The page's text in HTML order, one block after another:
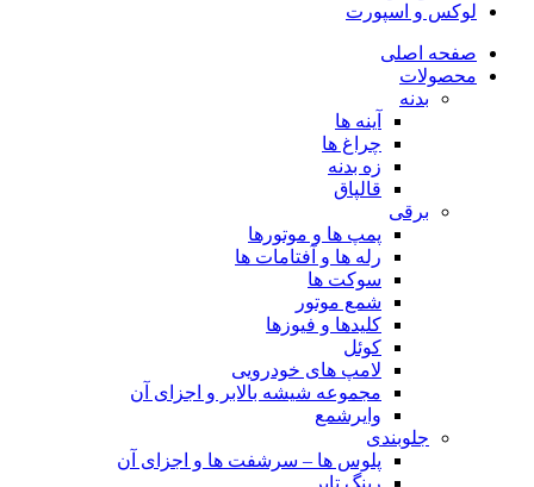
لوکس و اسپورت
صفحه اصلی
محصولات
بدنه
آینه ها
چراغ ها
زه بدنه
قالپاق
برقی
پمپ ها و موتورها
رله ها و آفتامات ها
سوکت ها
شمع موتور
کلیدها و فیوزها
کوئل
لامپ های خودرویی
مجموعه شیشه بالابر و اجزای آن
وایرشمع
جلوبندی
پلوس ها – سرشفت ها و اجزای آن
رینگ تایر